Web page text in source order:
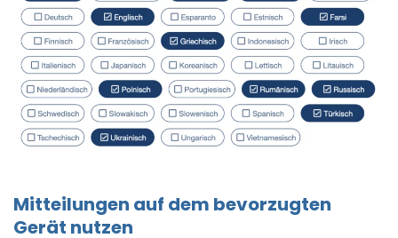
Mitteilungen auf dem bevorzugten
Gerät nutzen